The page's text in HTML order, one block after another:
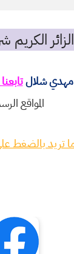
مهدي شلال
المواقع
تريد بالضغط